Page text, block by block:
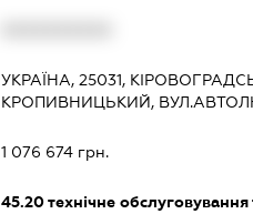
УКРАЇНА, 25031,
КРОПИВНИЦЬКИЙ,
1 076 674 грн.
45.20технічне